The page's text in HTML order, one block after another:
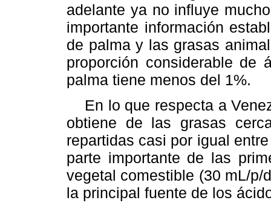
adelante ya no influye
importante información
de palma y las grasas
proporción considerable de
palma tiene menos del 1%.
En lo que respecta a
obtiene de las grasas
repartidas casi por igual
parte importante de las
vegetal comestible (30 mL/
la principal fuente de los